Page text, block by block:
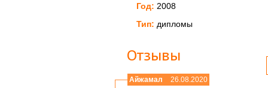
Год: 2008
Тип: дипломы
Отзывы
Айжамал
26.08.2020